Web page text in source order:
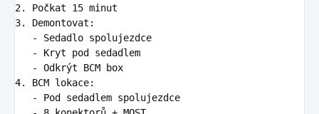
2.
3.
   -
   -
   -
4.
   -